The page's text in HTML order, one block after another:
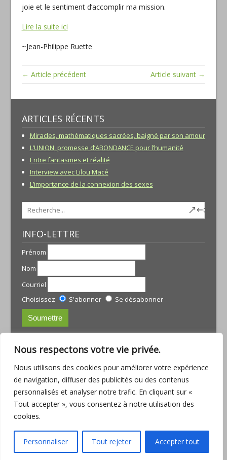
Nous respectons votre vie privée.
Nous utilisons des cookies pour améliorer votre expérience
de navigation, diffuser des publicités ou des contenus
personnalisés et analyser notre trafic. En cliquant sur «
Tout accepter », vous consentez à notre utilisation des
cookies.
Personnaliser Tout rejeter Accepter tout
joie et le sentiment d’accomplir ma mission.
Lire la suite ici
~Jean-Philippe Ruette
← Article précédent Article suivant →
ARTICLES RÉCENTS
Miracles, mathématiques sacrées, baigné par son amour
L’UNION, promesse d’ABONDANCE pour l’humanité
Entre fantasmes et réalité
Interview avec Lilou Macé
L’importance de la connexion des sexes
INFO-LETTRE
Prénom
Nom
Courriel
Choisissez
S'abonner Se désabonner
courriel :julie@armoniamassotherapie.com
www.armoniamassotherapie.com
Téléphone : (418) 803-9918
JEAN-PHILIPPE RUETTE
Téléphone : (418) 563-6286
Politique de confidentialité